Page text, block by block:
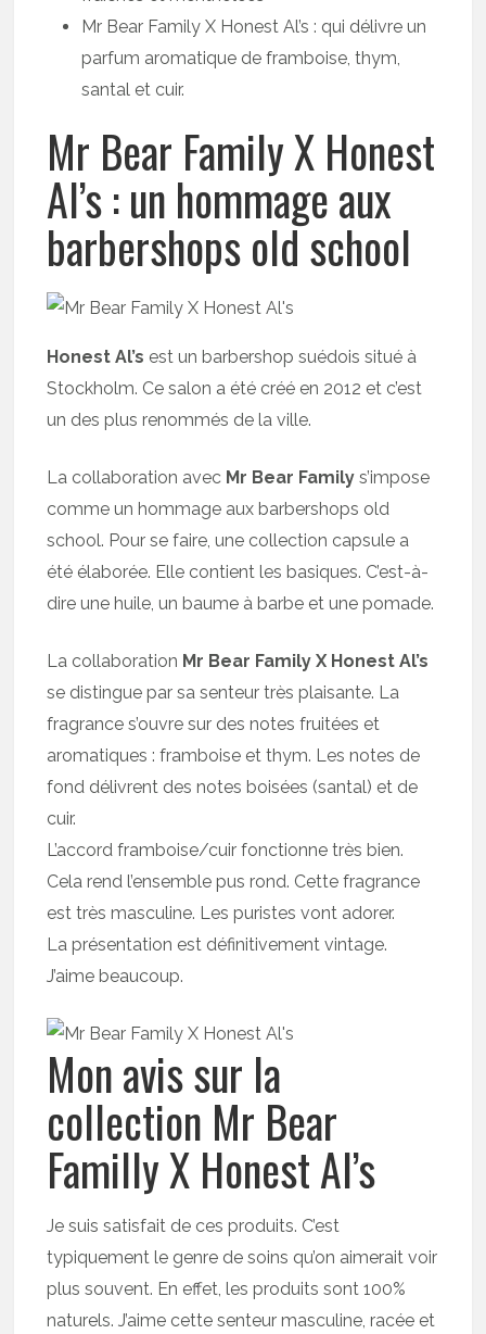
Mr Bear Family X Honest Al’s : qui délivre un
parfum aromatique de framboise, thym,
santal et cuir.
Mr Bear Family X Honest
Al’s : un hommage aux
barbershops old school
Honest Al’s est un barbershop suédois situé à
Stockholm. Ce salon a été créé en 2012 et c’est
un des plus renommés de la ville.
La collaboration avec Mr Bear Familys’impose
comme un hommage aux barbershops old
school. Pour se faire, une collection capsule a
été élaborée. Elle contient les basiques. C’est-à-
dire une huile, un baume à barbe et une pomade.
La collaboration Mr Bear Family X Honest Al’s
se distingue par sa senteur très plaisante. La
fragrance s’ouvre sur des notes fruitées et
aromatiques : framboise et thym. Les notes de
fond délivrent des notes boisées (santal) et de
cuir.
L’accord framboise/cuir fonctionne très bien.
Cela rend l’ensemble pus rond. Cette fragrance
est très masculine. Les puristes vont adorer.
La présentation est définitivement vintage.
J’aime beaucoup.
Mon avis sur la
collection Mr Bear
Familly X Honest Al’s
Je suis satisfait de ces produits. C’est
typiquement le genre de soins qu’on aimerait voir
plus souvent. En effet, les produits sont 100%
naturels. J’aime cette senteur masculine, racée et